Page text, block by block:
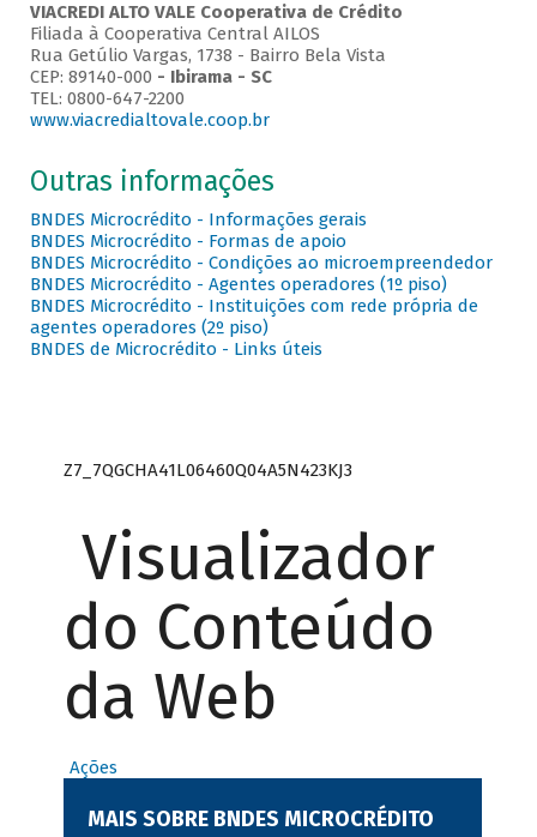
VIACREDI ALTO VALE Cooperativa de Crédito
Filiada à Cooperativa Central AILOS
Rua Getúlio Vargas, 1738 - Bairro Bela Vista
CEP: 89140-000 - Ibirama - SC
TEL: 0800-647-2200
www.viacredialtovale.coop.br
Outras informações
BNDES Microcrédito - Informações gerais
BNDES Microcrédito - Formas de apoio
BNDES Microcrédito - Condições ao microempreendedor
BNDES Microcrédito - Agentes operadores (1º piso)
BNDES Microcrédito - Instituições com rede própria de
agentes operadores (2º piso)
BNDES de Microcrédito - Links úteis
Z7_7QGCHA41L06460Q04A5N423KJ3
Visualizador
do Conteúdo
da Web
Ações
MAIS SOBRE BNDES MICROCRÉDITO